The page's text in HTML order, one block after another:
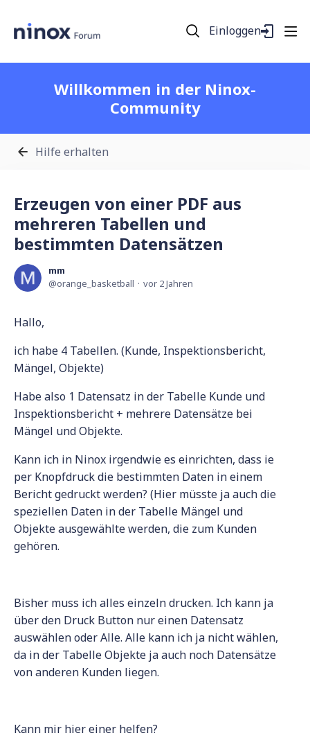
Einloggen
Willkommen in der Ninox-
Community
Hilfe erhalten
Erzeugen von einer PDF aus
mehreren Tabellen und
bestimmten Datensätzen
mm
orange_basketball
vor 2 Jahren
Hallo,
ich habe 4 Tabellen. (Kunde, Inspektionsbericht,
Mängel, Objekte)
Habe also 1 Datensatz in der Tabelle Kunde und
Inspektionsbericht + mehrere Datensätze bei
Mängel und Objekte.
Kann ich in Ninox irgendwie es einrichten, dass ie
per Knopfdruck die bestimmten Daten in einem
Bericht gedruckt werden? (Hier müsste ja auch die
speziellen Daten in der Tabelle Mängel und
Objekte ausgewählte werden, die zum Kunden
gehören.
Bisher muss ich alles einzeln drucken. Ich kann ja
über den Druck Button nur einen Datensatz
auswählen oder Alle. Alle kann ich ja nicht wählen,
da in der Tabelle Objekte ja auch noch Datensätze
von anderen Kunden liegen.
Kann mir hier einer helfen?